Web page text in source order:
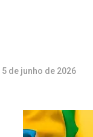
5 de junho de 2026